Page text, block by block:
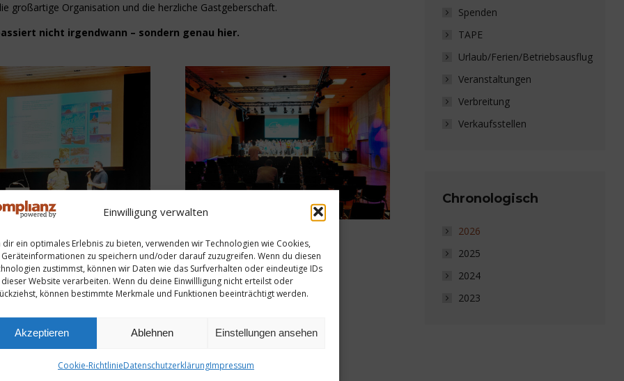
Einwilligung verwalten
dir ein optimales Erlebnis zu bieten, verwenden wir Technologien wie Cookies,
Geräteinformationen zu speichern und/oder darauf zuzugreifen. Wenn du diesen
zustimmst, können wir Daten wie das Surfverhalten oder eindeutige IDs
dieser Website verarbeiten. Wenn du deine Einwillligung nicht erteilst oder
können bestimmte Merkmale und Funktionen beeinträchtigt werden.
Akzeptieren Ablehnen Einstellungen ansehen
Cookie-RichtlinieDatenschutzerklärungImpressum
großartige Organisation und die herzliche Gastgeberschaft.
nicht irgendwann – sondern genau hier.
Spenden
TAPE
Urlaub/Ferien/Betriebsausflug
Veranstaltungen
Verbreitung
Verkaufsstellen
Chronologisch
2026
2025
2024
2023